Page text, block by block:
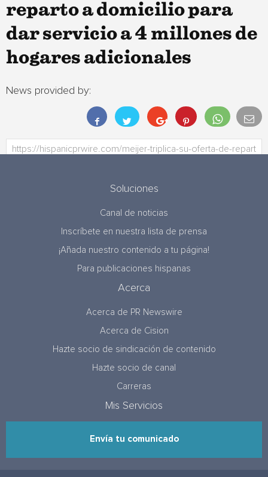
reparto a domicilio para
dar servicio a 4 millones de
hogares adicionales
News provided by:
Soluciones
Canal de noticias
Inscríbete en nuestra lista de prensa
¡Añada nuestro contenido a tu página!
Para publicaciones hispanas
Acerca
Acerca de PR Newswire
Acerca de Cision
Hazte socio de sindicación de contenido
Hazte socio de canal
Carreras
Mis Servicios
Envía tu comunicado